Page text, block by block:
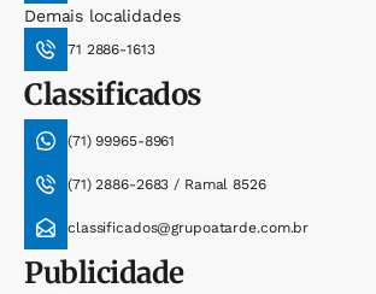
Demais localidades
71 2886-1613
Classificados
(71) 99965-8961
(71) 2886-2683 / Ramal 8526
classificados@grupoatarde.com.br
Publicidade